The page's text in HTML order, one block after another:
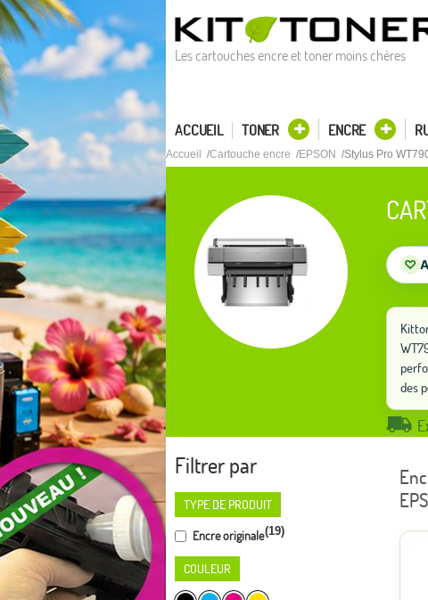
Les cartouches encre et toner moins chères
ACCUEIL TONER ENCRE
Accueil Cartouche encre EPSON Stylus Pro
♡
des
Filtrer par
TYPE DE PRODUIT
Encre originale(19)
COULEUR